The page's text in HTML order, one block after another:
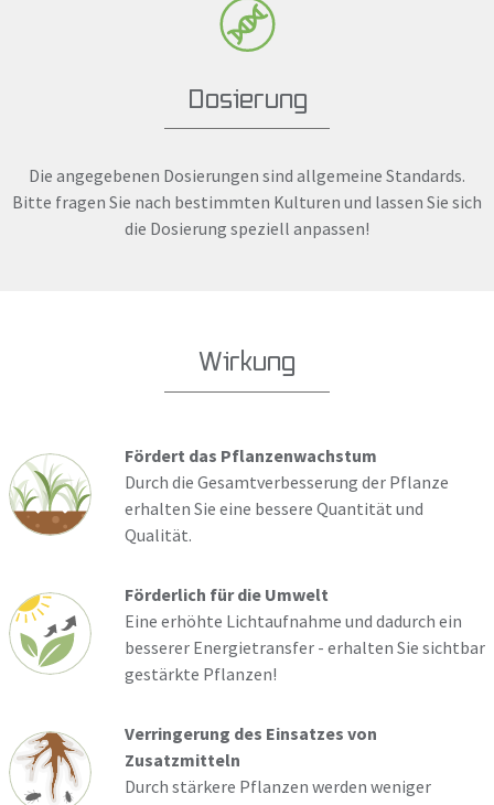
Dosierung
Die angegebenen Dosierungen sind allgemeine Standards.
Bitte fragen Sie nach bestimmten Kulturen und lassen Sie sich
die Dosierung speziell anpassen!
Wirkung
Fördert das Pflanzenwachstum
Durch die Gesamtverbesserung der Pflanze
erhalten Sie eine bessere Quantität und
Qualität.
Förderlich für die Umwelt
Eine erhöhte Lichtaufnahme und dadurch ein
besserer Energietransfer - erhalten Sie sichtbar
gestärkte Pflanzen!
Verringerung des Einsatzes von
Zusatzmitteln
Durch stärkere Pflanzen werden weniger